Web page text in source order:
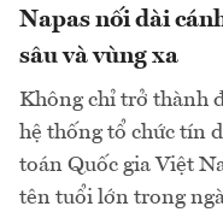
Napas nối dài
sâu và vùng xa
Không chỉ trở thành
hệ thống tổ chức tín
toán Quốc gia Việt
tên tuổi lớn trong